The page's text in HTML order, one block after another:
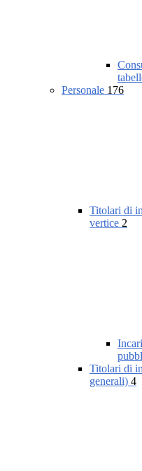
Personale 176
Titolari di
vertice 2
Titolari di
generali) 4